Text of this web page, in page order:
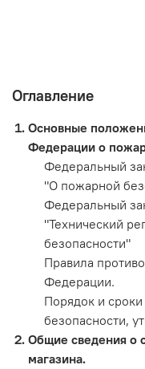
Оглавление
Основные
Федерации о
Федеральный
"О пожарной
Федеральный
"Технический
безопасности"
Правила
Федерации.
Порядок и
безопасности,
Общие сведения о
магазина.